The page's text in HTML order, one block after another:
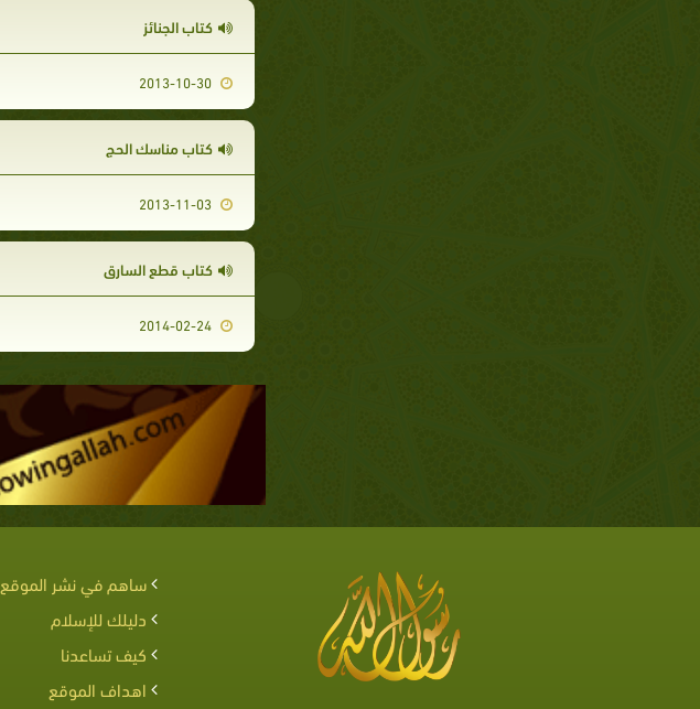
كتاب الجنائز
2013-10-30
كتاب مناسك الحج
2013-11-03
كتاب قطع السارق
2014-02-24
ساهم في نشر الموقع
دليلك للإسلام
كيف تساعدنا
اهداف الموقع